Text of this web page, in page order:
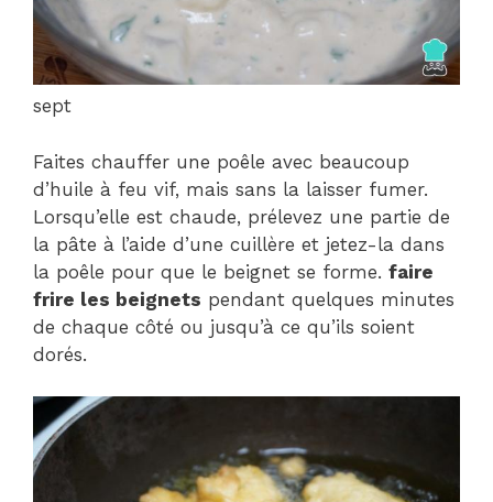
sept
Faites chauffer une poêle avec beaucoup
d’huile à feu vif, mais sans la laisser fumer.
Lorsqu’elle est chaude, prélevez une partie de
la pâte à l’aide d’une cuillère et jetez-la dans
la poêle pour que le beignet se forme. faire
frire les beignets pendant quelques minutes
de chaque côté ou jusqu’à ce qu’ils soient
dorés.